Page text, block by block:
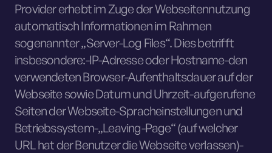
Provider erhebt im Zuge der Webseitennutzung
automatisch Informationen im Rahmen
sogenannter „Server-Log Files“. Dies betrifft
insbesondere:-IP-Adresse oder Hostname-den
verwendeten Browser-Aufenthaltsdauer auf der
Webseite sowie Datum und Uhrzeit-aufgerufene
Seiten der Webseite-Spracheinstellungen und
Betriebssystem-„Leaving-Page“ (auf welcher
URL hat der Benutzer die Webseite verlassen)-